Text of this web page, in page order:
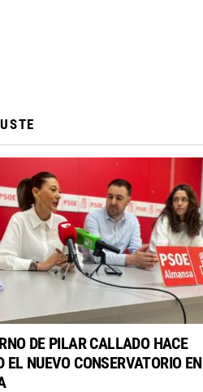
DE PILAR CALLADO HACE
EL NUEVO CONSERVATORIO EN